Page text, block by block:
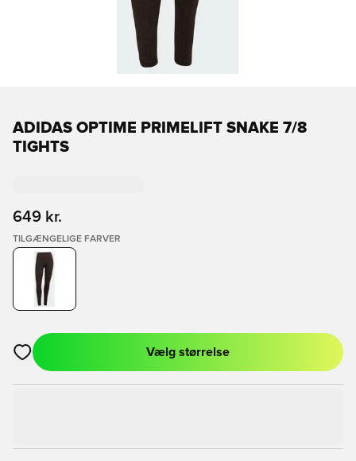
ADIDAS OPTIME PRIMELIFT SNAKE 7/8
TIGHTS
649 kr.
TILGÆNGELIGE FARVER
Åbner en Modal til at logge ind eller tilmelde dig som medlem
Vælg størrelse